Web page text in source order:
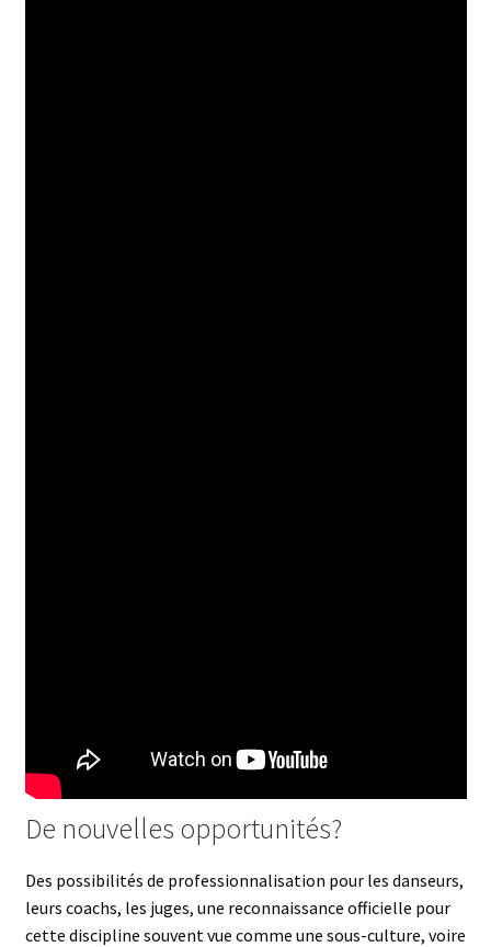
De nouvelles opportunités?
Des possibilités de professionnalisation pour les danseurs,
leurs coachs, les juges, une reconnaissance officielle pour
cette discipline souvent vue comme une sous-culture, voire